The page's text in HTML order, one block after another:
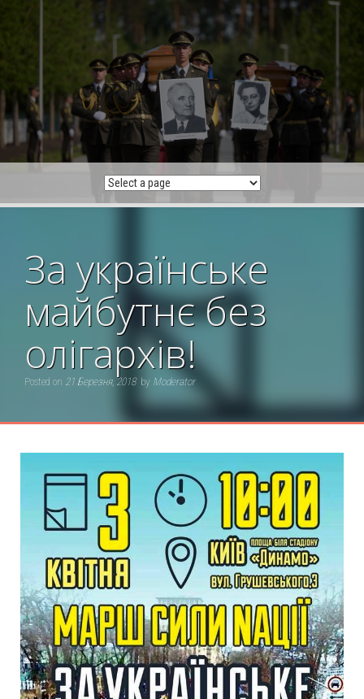
За українське
майбутнє без
олігархів!
Posted on 21 Березня, 2018 by Moderator